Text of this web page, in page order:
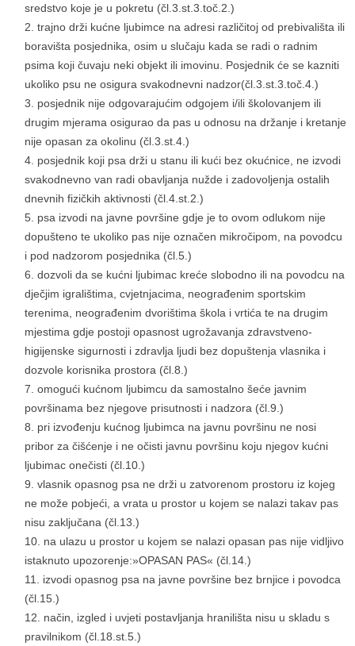
sredstvo koje je u pokretu (čl.3.st.3.toč.2.)
trajno drži kućne ljubimce na adresi različitoj od prebivališta ili
boravišta posjednika, osim u slučaju kada se radi o radnim
psima koji čuvaju neki objekt ili imovinu. Posjednik će se kazniti
ukoliko psu ne osigura svakodnevni nadzor(čl.3.st.3.toč.4.)
posjednik nije odgovarajućim odgojem i/ili školovanjem ili
drugim mjerama osigurao da pas u odnosu na držanje i kretanje
nije opasan za okolinu (čl.3.st.4.)
posjednik koji psa drži u stanu ili kući bez okućnice, ne izvodi
svakodnevno van radi obavljanja nužde i zadovoljenja ostalih
dnevnih fizičkih aktivnosti (čl.4.st.2.)
psa izvodi na javne površine gdje je to ovom odlukom nije
dopušteno te ukoliko pas nije označen mikročipom, na povodcu
i pod nadzorom posjednika (čl.5.)
dozvoli da se kućni ljubimac kreće slobodno ili na povodcu na
dječjim igralištima, cvjetnjacima, neograđenim sportskim
terenima, neograđenim dvorištima škola i vrtića te na drugim
mjestima gdje postoji opasnost ugrožavanja zdravstveno-
higijenske sigurnosti i zdravlja ljudi bez dopuštenja vlasnika i
dozvole korisnika prostora (čl.8.)
omogući kućnom ljubimcu da samostalno šeće javnim
površinama bez njegove prisutnosti i nadzora (čl.9.)
pri izvođenju kućnog ljubimca na javnu površinu ne nosi
pribor za čišćenje i ne očisti javnu površinu koju njegov kućni
ljubimac onečisti (čl.10.)
vlasnik opasnog psa ne drži u zatvorenom prostoru iz kojeg
ne može pobjeći, a vrata u prostor u kojem se nalazi takav pas
nisu zaključana (čl.13.)
na ulazu u prostor u kojem se nalazi opasan pas nije vidljivo
istaknuto upozorenje:»OPASAN PAS« (čl.14.)
izvodi opasnog psa na javne površine bez brnjice i povodca
(čl.15.)
način, izgled i uvjeti postavljanja hranilišta nisu u skladu s
pravilnikom (čl.18.st.5.)